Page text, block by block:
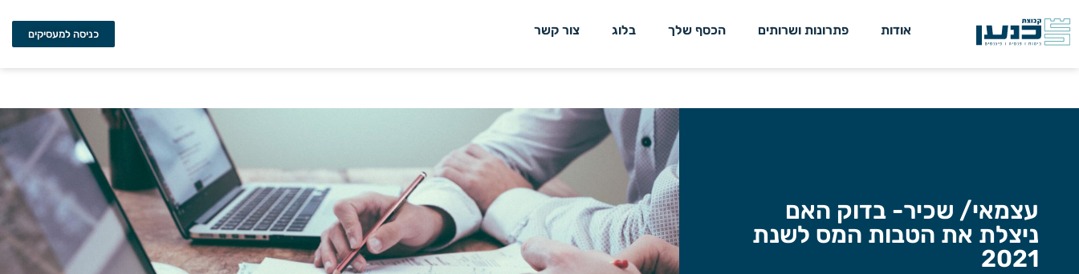
אודות פתרונות ושרותים הכסף שלך בלוג צור קשר כניסה למעסיקים
עצמאי/ שכיר- בדוק האם
ניצלת את הטבות המס לשנת
2021